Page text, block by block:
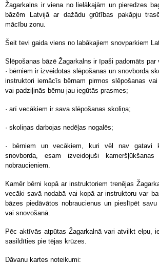
Žagarkalns ir viena no lielākajām un pieredzes
bāzēm Latvijā ar dažādu grūtības pakāpju
mācību zonu.
Šeit tevi gaida viens no labākajiem snovparkiem
Slēpošanas bāzē Žagarkalns ir īpaši padomāts par
· bērniem ir izveidotas slēpošanas un snovborda
instruktori iemācīs bērnam pirmos slēpošanas
vai padziļinās bērnu jau iegūtās prasmes;
· arī vecākiem ir sava slēpošanas skoliņa;
· skoliņas darbojas nedēļas nogalēs;
· bērniem un vecākiem, kuri vēl nav gatavi
snovborda, esam izveidojuši
nobraucieniem.
Kamēr bērni kopā ar instruktoriem trenējas
vecāki savā nodabā vai kopā ar instruktoru var
bāzes piedāvātos nobraucienus un pieslīpēt
vai snovošanā.
Pēc aktīvās atpūtas Žagarkalnā vari atvilkt elpu,
sasildīties pie tējas krūzes.
Dāvanu kartes noteikumi: